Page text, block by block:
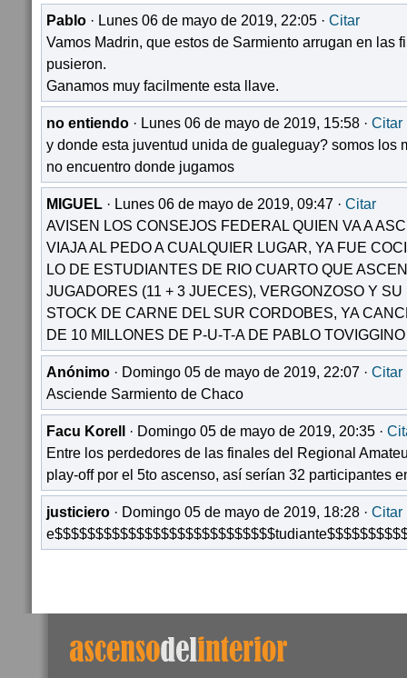
Pablo · Lunes 06 de mayo de 2019, 22:05 · Citar
Vamos Madrin, que estos de Sarmiento arrugan en las
pusieron.
Ganamos muy facilmente esta llave.
no entiendo · Lunes 06 de mayo de 2019, 15:58 · Citar
y donde esta juventud unida de gualeguay? somos los
no encuentro donde jugamos
MIGUEL · Lunes 06 de mayo de 2019, 09:47 · Citar
AVISEN LOS CONSEJOS FEDERAL QUIEN VA A
VIAJA AL PEDO A CUALQUIER LUGAR, YA FUE
LO DE ESTUDIANTES DE RIO CUARTO QUE
JUGADORES (11 + 3 JUECES), VERGONZOSO Y SU
STOCK DE CARNE DEL SUR CORDOBES, YA
DE 10 MILLONES DE P-U-T-A DE PABLO
Anónimo · Domingo 05 de mayo de 2019, 22:07 · Citar
Asciende Sarmiento de Chaco
Facu Korell · Domingo 05 de mayo de 2019, 20:35 ·
Entre los perdedores de las finales del Regional
play-off por el 5to ascenso, así serían 32 participantes
justiciero · Domingo 05 de mayo de 2019, 18:28 · Citar